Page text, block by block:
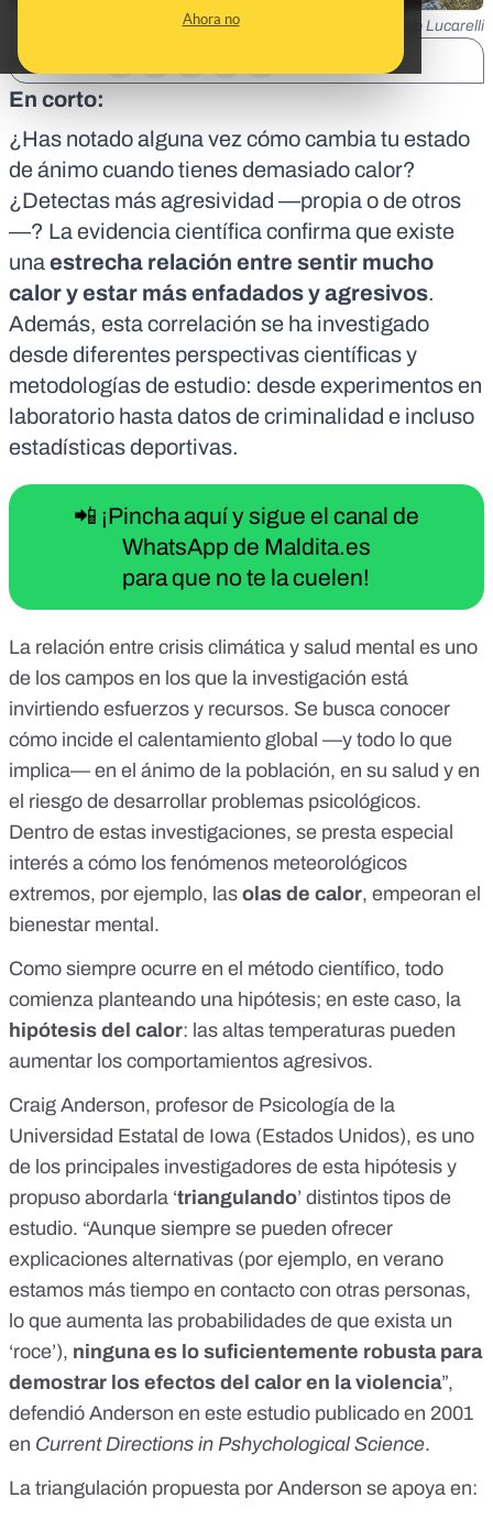
Ahora no Fosco Lucarelli
En corto:
¿Has notado alguna vez cómo cambia tu estado
de ánimo cuando tienes demasiado calor?
¿Detectas más agresividad —propia o de otros
—? Laevidencia científicaconfirma que existe
unaestrecha relación entre sentir mucho
calor y estar más enfadados y agresivos.
Además, esta correlación se ha investigado
desde diferentes perspectivas científicas y
metodologías de estudio: desde experimentos en
laboratorio hasta datos de criminalidad e incluso
estadísticas deportivas.
📲 ¡Pincha aquí y sigue el canal de
WhatsApp de Maldita.es
para que no te la cuelen!
La relación entre crisis climática y salud mental es uno
de los campos en los que la investigación está
invirtiendo esfuerzos y recursos. Se busca conocer
cómo incide el calentamiento global —y todo lo que
implica— en el ánimo de la población, en su salud y en
el riesgo de desarrollar problemas psicológicos.
Dentro de estas investigaciones, se presta especial
interés a cómo los fenómenos meteorológicos
extremos, por ejemplo, las olas de calor, empeoran el
bienestar mental.
Como siempre ocurre en el método científico, todo
comienza planteando una hipótesis; en este caso, la
hipótesis del calor: las altas temperaturas pueden
aumentar los comportamientos agresivos.
Craig Anderson, profesor de Psicología de la
Universidad Estatal de Iowa (Estados Unidos), es uno
de los principales investigadores de esta hipótesis y
propuso abordarla ‘triangulando’ distintos tipos de
estudio. “Aunque siempre se pueden ofrecer
explicaciones alternativas (por ejemplo, en verano
estamos más tiempo en contacto con otras personas,
lo que aumenta las probabilidades de que exista un
‘roce’), ninguna es lo suficientemente robusta para
demostrar los efectos del calor en la violencia”,
defendió Anderson en este estudio publicado en 2001
en Current Directions in Pshychological Science.
La triangulación propuesta por Anderson se apoya en: